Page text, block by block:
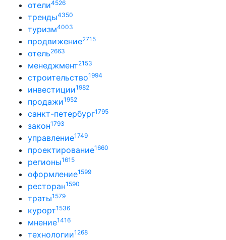
отели4526
тренды4350
туризм4003
продвижение2715
отель2663
менеджмент2153
строительство1994
инвестиции1982
продажи1952
санкт-петербург1795
закон1793
управление1749
проектирование1660
регионы1615
оформление1599
ресторан1590
траты1579
курорт1536
мнение1416
технологии1268